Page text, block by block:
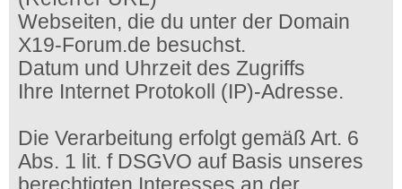
Webseiten, die du unter der Domain
X19-Forum.de besuchst.
Datum und Uhrzeit des Zugriffs
Ihre Internet Protokoll (IP)-Adresse.
Die Verarbeitung erfolgt gemäß Art. 6
Abs. 1 lit. f DSGVO auf Basis unseres